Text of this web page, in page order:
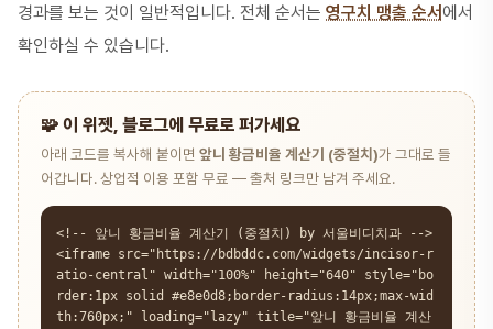
경과를 보는 것이 일반적입니다. 전체 순서는 영구치 맹출 순서 에서
확인하실 수 있습니다.
🧩 이 위젯, 블로그에 무료로 퍼가세요
아래 코드를 복사해 붙이면 앞니 황금비율 계산기 (중절치)가 그대로 들
어갑니다. 상업적 이용 포함 무료 — 출처 링크만 남겨 주세요.
<!-- 앞니 황금비율 계산기 (중절치) by 서울비디치과 -->
<iframe src="https://bdbddc.com/widgets/incisor-r
atio-central" width="100%" height="640" style="bo
rder:1px solid #e8e0d8;border-radius:14px;max-wid
th:760px;" loading="lazy" title="앞니 황금비율 계산